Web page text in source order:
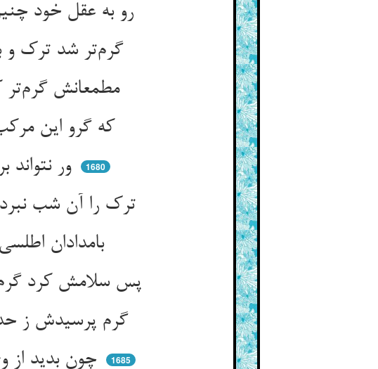
رو به عقل خود چنین غره مباش ** که شوی یاوه تو در تزویرهاش
گرم‌تر شد ترک و بست آنجا گرو ** که نیارد برد نی کهنه نی نو
مطمعانش گرم‌تر کردند زود ** او گرو بست و رهان را بر گشود
ور نتواند برد اسپی از شما ** وا ستانم بهر رهن مبتدا
1680
بامدادان اطلسی زد در بغل ** شد به بازار و دکان آن دغل
گرم پرسیدش ز حد ترک بیش ** تا فکند اندر دل او مهر خویش
1685